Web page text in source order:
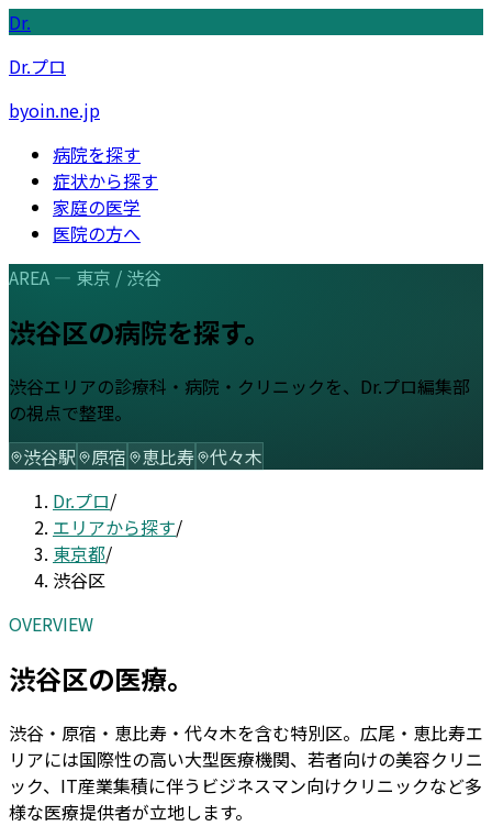
Dr.
Dr.プロ
byoin.ne.jp
病院を探す
症状から探す
家庭の医学
医院の方へ
AREA — 東京 / 渋谷
渋谷区の病院を探す。
渋谷エリアの診療科・病院・クリニックを、Dr.プロ編集部
の視点で整理。
渋谷駅
原宿 恵比寿 代々木
Dr.プロ/
エリアから探す/
東京都/
渋谷区
OVERVIEW
渋谷区の医療。
渋谷・原宿・恵比寿・代々木を含む特別区。広尾・恵比寿エ
リアには国際性の高い大型医療機関、若者向けの美容クリニ
ック、IT産業集積に伴うビジネスマン向けクリニックなど多
様な医療提供者が立地します。